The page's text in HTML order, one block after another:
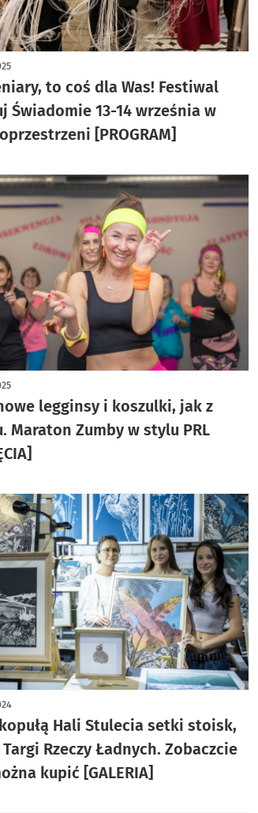
to coś dla Was! Festiwal
Świadomie 13-14 września w
[PROGRAM]
legginsy i koszulki, jak z
Maraton Zumby w stylu PRL
z galerią zdjęć
Hali Stulecia setki stoisk,
Rzeczy Ładnych. Zobaczcie
kupić [GALERIA]
z galerią zdjęć